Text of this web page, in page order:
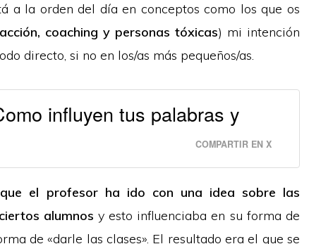
a la orden del día en conceptos como los que os
coaching y personas tóxicas) mi intención
directo, si no en los/as más pequeños/as.
influyen tus palabras y
COMPARTIR EN X
el profesor ha ido con una idea sobre las
alumnos y esto influenciaba en su forma de
de «darle las clases». El resultado era el que se